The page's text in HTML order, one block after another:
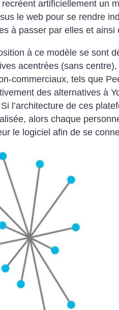
recréent artificiellement un
le web pour se rendre
à passer par elles et ainsi
à ce modèle se sont
acentrées (sans
commerciaux, tels que
des alternatives à
l’architecture de ces
alors chaque
le logiciel afin de se